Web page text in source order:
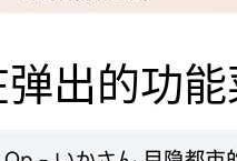
弹出的功